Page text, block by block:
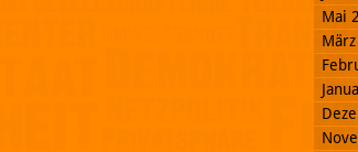
Mai